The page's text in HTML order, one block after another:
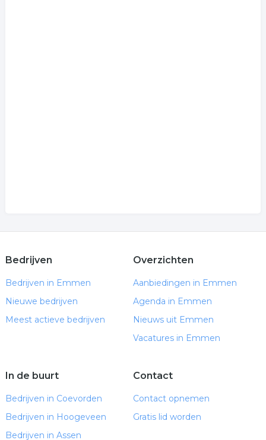
Bedrijven
Bedrijven in Emmen
Nieuwe bedrijven
Meest actieve bedrijven
Overzichten
Aanbiedingen in Emmen
Agenda in Emmen
Nieuws uit Emmen
Vacatures in Emmen
In de buurt
Bedrijven in Coevorden
Bedrijven in Hoogeveen
Bedrijven in Assen
Contact
Contact opnemen
Gratis lid worden